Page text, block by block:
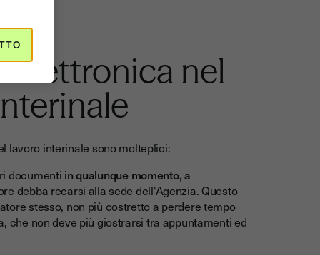
elettronica nel
lavoro interinale sono molteplici:
documenti in qualunque momento, a
debba recarsi alla sede dell'Agenzia. Questo
stesso, non più costretto a perdere tempo
che non deve più giostrarsi tra appuntamenti ed